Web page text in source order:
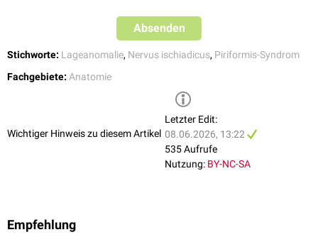
Musculus piriformis
Nervus tibialis: Austritt unterhalb des Musculus
piriformis
Der gesamte Nervus ischiadicus durchstößt den
Musculus piriformis ungeteilt.
Der Nervus ischiadicus ist geteilt:
Nervus fibularis communis: Austritt oberhalb des
Der gesamte Nervus ischiadicus tritt oberhalb des
Absenden
Stichworte: Lageanomalie, Nervus ischiadicus, Piriformis-Syndrom
Fachgebiete: Anatomie
Wichtiger Hinweis zu diesem Artikel
Letzter Edit:
08.06.2026, 13:22
535 Aufrufe
Nutzung: BY-NC-SA
Empfehlung